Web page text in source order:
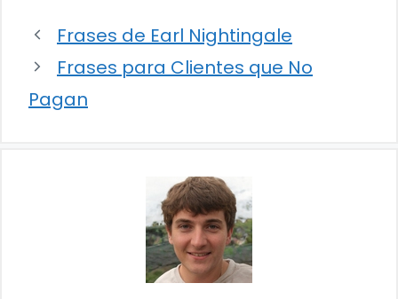
Frases de Earl Nightingale
Frases para Clientes que No
Pagan